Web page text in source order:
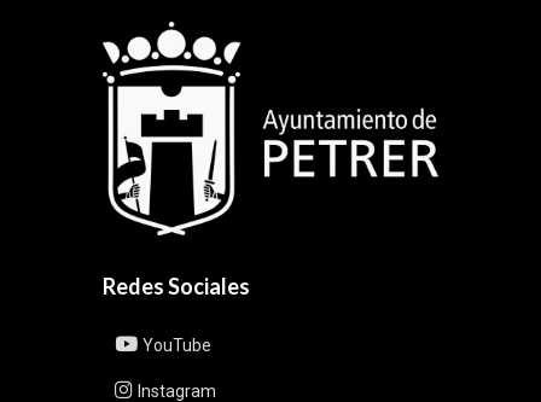
Redes Sociales
YouTube
Instagram